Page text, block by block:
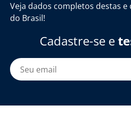
Veja dados completos destas e
do Brasil!
Cadastre-se e